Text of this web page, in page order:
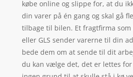
købe online og slippe for, at du
din varer på én gang og skal gå
tilbage til bilen. Et fragtfirma som
eller GLS sender varerne til din
bede dem om at sende til dit
du kan vælge det, det er lettes